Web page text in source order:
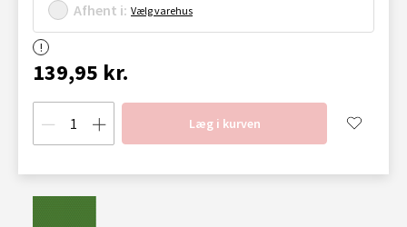
Afhent i: Vælg varehus
139,95 kr.
Læg i kurven